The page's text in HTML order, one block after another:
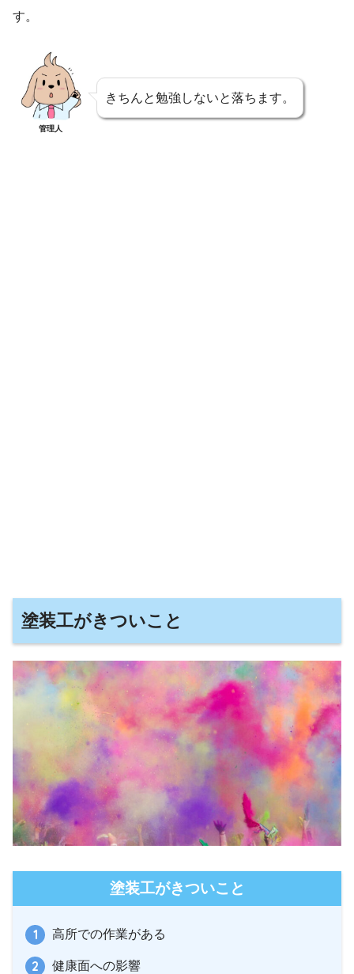
す。
管理人
きちんと勉強しないと落ちます。
塗装工がきついこと
塗装工がきついこと
高所での作業がある
健康面への影響